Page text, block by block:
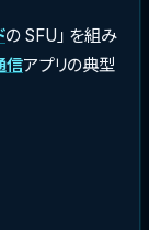
の SFU」 を組み
信アプリの典型